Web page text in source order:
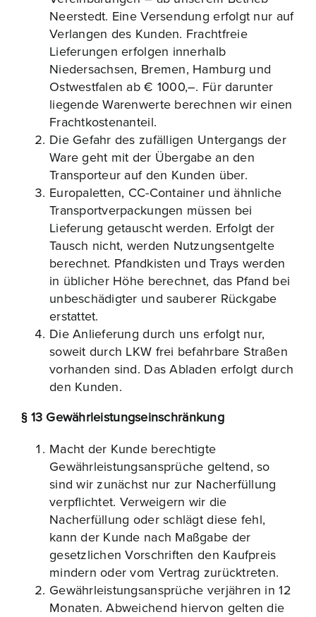
Neerstedt. Eine Versendung erfolgt nur auf
Verlangen des Kunden. Frachtfreie
Lieferungen erfolgen innerhalb
Niedersachsen, Bremen, Hamburg und
Ostwestfalen ab € 1000,–. Für darunter
liegende Warenwerte berechnen wir einen
Frachtkostenanteil.
Die Gefahr des zufälligen Untergangs der
Ware geht mit der Übergabe an den
Transporteur auf den Kunden über.
Europaletten, CC-Container und ähnliche
Transportverpackungen müssen bei
Lieferung getauscht werden. Erfolgt der
Tausch nicht, werden Nutzungsentgelte
berechnet. Pfandkisten und Trays werden
in üblicher Höhe berechnet, das Pfand bei
unbeschädigter und sauberer Rückgabe
erstattet.
Die Anlieferung durch uns erfolgt nur,
soweit durch LKW frei befahrbare Straßen
vorhanden sind. Das Abladen erfolgt durch
den Kunden.
§ 13 Gewährleistungseinschränkung
Macht der Kunde berechtigte
Gewährleistungsansprüche geltend, so
sind wir zunächst nur zur Nacherfüllung
verpflichtet. Verweigern wir die
Nacherfüllung oder schlägt diese fehl,
kann der Kunde nach Maßgabe der
gesetzlichen Vorschriften den Kaufpreis
mindern oder vom Vertrag zurücktreten.
Gewährleistungsansprüche verjähren in 12
Monaten. Abweichend hiervon gelten die